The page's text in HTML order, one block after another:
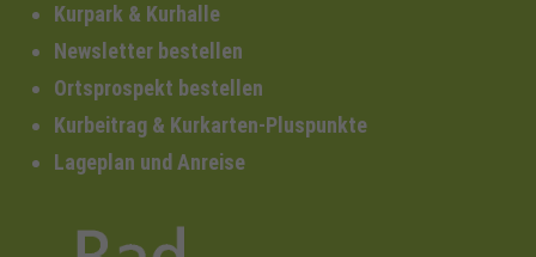
Kurpark & Kurhalle
Newsletter bestellen
Ortsprospekt bestellen
Kurbeitrag & Kurkarten-Pluspunkte
Lageplan und Anreise